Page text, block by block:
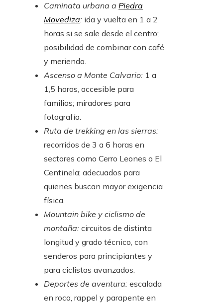
Caminata urbana a Piedra
Movediza: ida y vuelta en 1 a 2
horas si se sale desde el centro;
posibilidad de combinar con café
y merienda.
Ascenso a Monte Calvario: 1 a
1,5 horas, accesible para
familias; miradores para
fotografía.
Ruta de trekking en las sierras:
recorridos de 3 a 6 horas en
sectores como Cerro Leones o El
Centinela; adecuados para
quienes buscan mayor exigencia
física.
Mountain bike y ciclismo de
montaña: circuitos de distinta
longitud y grado técnico, con
senderos para principiantes y
para ciclistas avanzados.
Deportes de aventura: escalada
en roca, rappel y parapente en